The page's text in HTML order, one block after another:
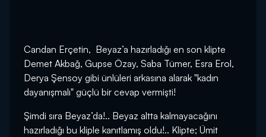
Candan Erçetin, Beyaz’a hazırladığı en son klipte
Demet Akbağ, Gupse Özay, Saba Tümer, Esra Erol,
Derya Şensoy gibi ünlüleri arkasına alarak "kadın
dayanışmalı" güçlü bir cevap vermişti!
Şimdi sıra Beyaz’da!.. Beyaz altta kalmayacağını
hazırladığı bu kliple kanıtlamış oldu!.. Klipte; Ümit